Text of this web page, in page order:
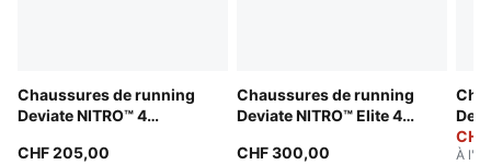
Chaussures de running
Deviate NITRO™ 4
CHF 205,00
Chaussures de running
Deviate NITRO™ Elite 4
CHF 300,00
À